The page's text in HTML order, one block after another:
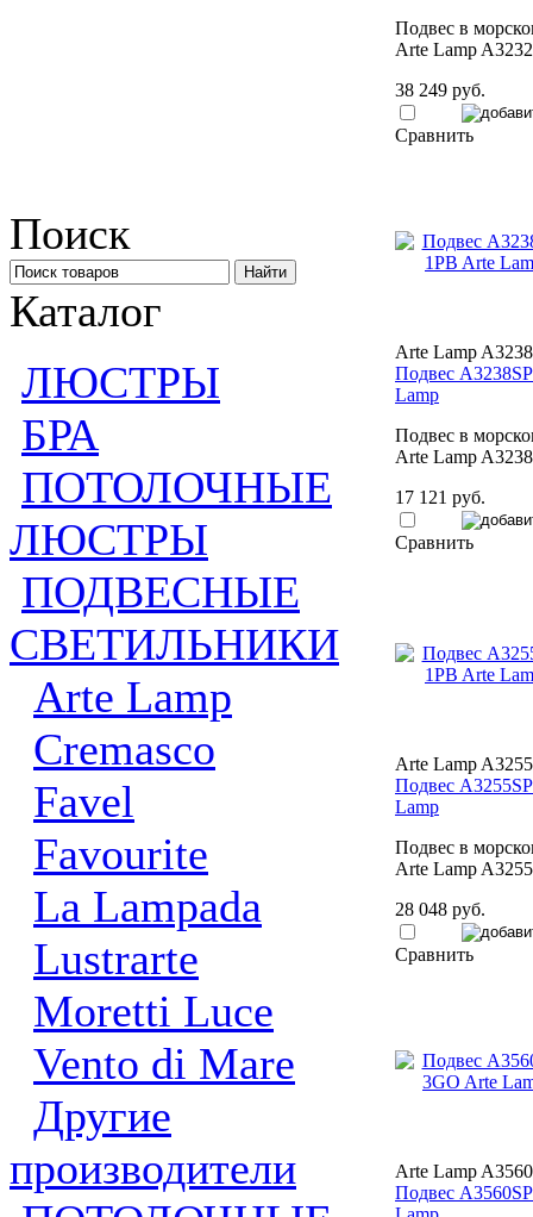
Поиск
Каталог
ЛЮСТРЫ
БРА
ПОТОЛОЧНЫЕ
ЛЮСТРЫ
ПОДВЕСНЫЕ
СВЕТИЛЬНИКИ
Arte Lamp
Cremasco
Favel
Favourite
La Lampada
Lustrarte
Moretti Luce
Vento di Mare
Другие
производители
Подвес в
Arte Lamp
38 249 руб.
Сравнить
Arte Lamp
Подвес
Lamp
Подвес в
Arte Lamp
17 121 руб.
Сравнить
Arte Lamp
Подвес
Lamp
Подвес в
Arte Lamp
28 048 руб.
Сравнить
Arte Lamp
Подвес